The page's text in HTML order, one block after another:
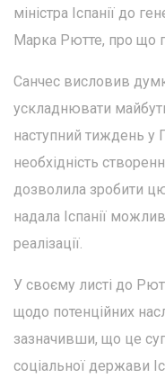
міністра Іспанії до
Марка Рютте, про що
Санчес висловив
ускладнювати
наступний тиждень у
необхідність
дозволила зробити
надала Іспанії
реалізації.
У своєму листі до
щодо потенційних
зазначивши, що це
соціальної держави